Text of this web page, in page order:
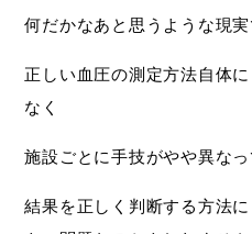
何だかなあと思うような現
正しい血圧の測定方法自体
なく
施設ごとに手技がやや異なっ
結果を正しく判断する方法